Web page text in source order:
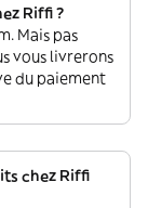
Riffi ?
Mais pas
vous livrerons
du paiement
chez Riffi